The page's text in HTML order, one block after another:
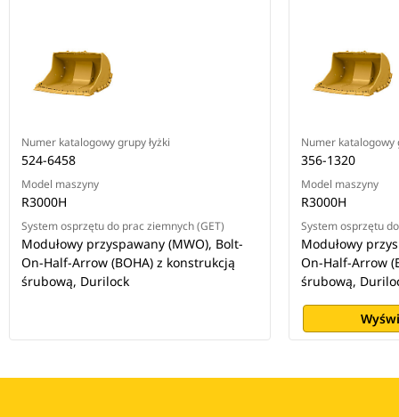
Numer katalogowy grupy łyżki
524-6458
Model maszyny
R3000H
System osprzętu do prac ziemnych (GET)
Modułowy przyspawany (MWO), Bolt-
On-Half-Arrow (BOHA) z konstrukcją
śrubową, Durilock
Numer katalogowy
356-1320
Model maszyny
R3000H
System osprzętu
Modułowy
On-Half-Arrow
śrubową,